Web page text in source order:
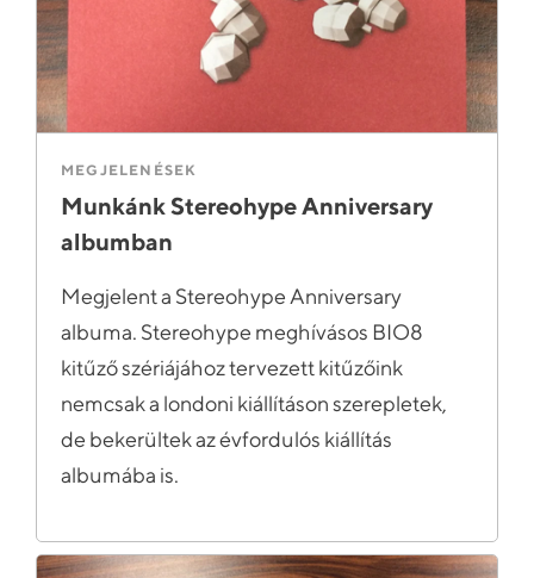
MEGJELENÉSEK
Munkánk Stereohype Anniversary
albumban
Megjelent a Stereohype Anniversary
albuma. Stereohype meghívásos BIO8
kitűző szériájához tervezett kitűzőink
nemcsak a londoni kiállításon szerepletek,
de bekerültek az évfordulós kiállítás
albumába is.